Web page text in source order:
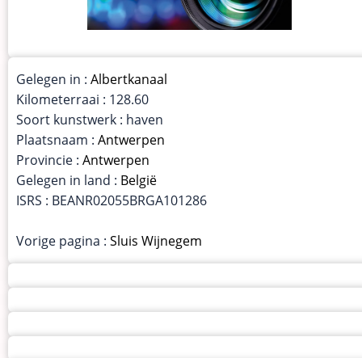
Gelegen in : Albertkanaal
Kilometerraai : 128.60
Soort kunstwerk : haven
Plaatsnaam : Antwerpen
Provincie : Antwerpen
Gelegen in land : België
ISRS : BEANR02055BRGA101286
Vorige pagina : Sluis Wijnegem